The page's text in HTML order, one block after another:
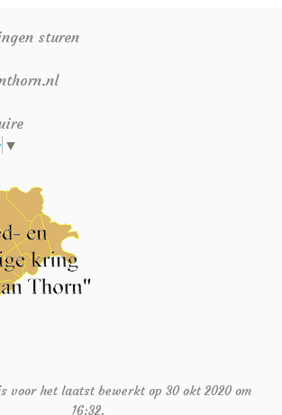
sturen
▼
voor het laatst bewerkt op 30 okt 2020 om
16:32.